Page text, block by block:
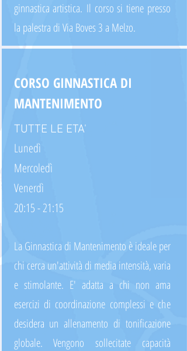
ginnastica artistica. Il corso si tiene presso
la palestra di Via Boves 3 a Melzo.
CORSO GINNASTICA DI
MANTENIMENTO
TUTTE LE ETA'
Lunedì
Mercoledì
Venerdì
20:15 - 21:15
La Ginnastica di Mantenimento è ideale per
chi cerca un'attività di media intensità, varia
e stimolante. E' adatta a chi non ama
esercizi di coordinazione complessi e che
desidera un allenamento di tonificazione
globale. Vengono sollecitate capacità